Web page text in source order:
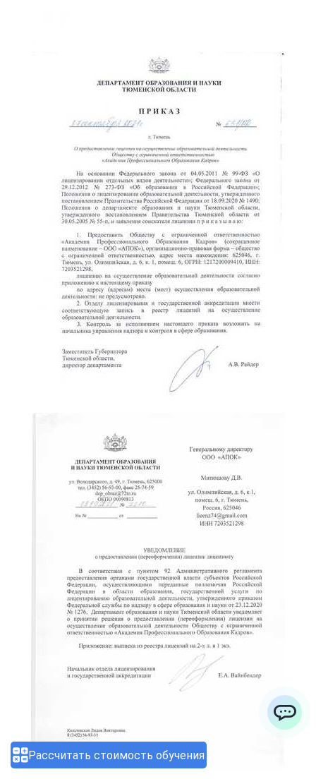
Рассчитать стоимость обучения
online
Мессенджеры
Свяжитесь с нами через любой удобный мессенджер!
Telegram WhatsApp
Vkontakte EMail
Max